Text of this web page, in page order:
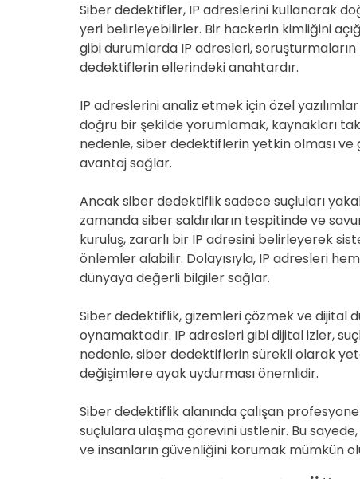
Siber dedektifler, IP adreslerini kullanarak
yeri belirleyebilirler. Bir hackerin kimliğini
gibi durumlarda IP adresleri, soruşturmaların
dedektiflerin ellerindeki anahtardır.
IP adreslerini analiz etmek için özel
doğru bir şekilde yorumlamak, kaynakları
nedenle, siber dedektiflerin yetkin olması
avantaj sağlar.
Ancak siber dedektiflik sadece suçluları
zamanda siber saldırıların tespitinde ve
kuruluş, zararlı bir IP adresini belirleyerek
önlemler alabilir. Dolayısıyla, IP adresleri
dünyaya değerli bilgiler sağlar.
Siber dedektiflik, gizemleri çözmek ve dijital
oynamaktadır. IP adresleri gibi dijital izler,
nedenle, siber dedektiflerin sürekli olarak
değişimlere ayak uydurması önemlidir.
Siber dedektiflik alanında çalışan
suçlulara ulaşma görevini üstlenir. Bu
ve insanların güvenliğini korumak mümkün